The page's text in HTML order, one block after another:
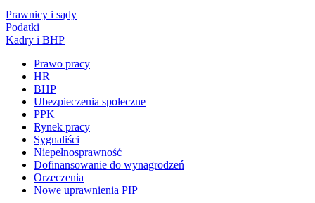
Prawnicy i sądy
Podatki
Kadry i BHP
Prawo pracy
HR
BHP
Ubezpieczenia społeczne
PPK
Rynek pracy
Sygnaliści
Niepełnosprawność
Dofinansowanie do wynagrodzeń
Orzeczenia
Nowe uprawnienia PIP